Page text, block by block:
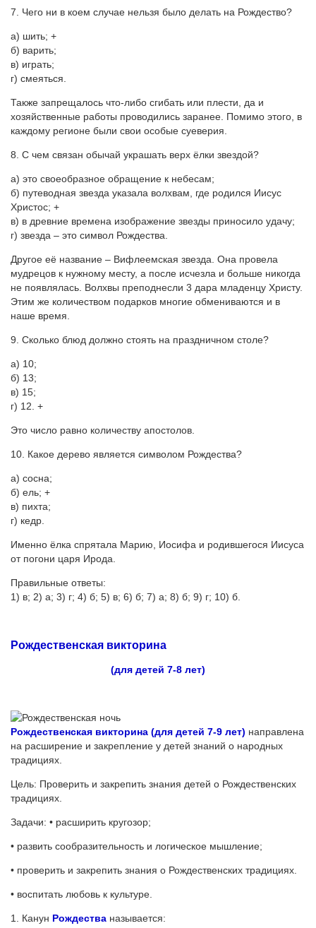
7. Чего ни в коем случае нельзя было делать на Рождество?
а) шить; +
б) варить;
в) играть;
г) смеяться.
Также запрещалось что-либо сгибать или плести, да и
хозяйственные работы проводились заранее. Помимо этого, в
каждому регионе были свои особые суеверия.
8. С чем связан обычай украшать верх ёлки звездой?
а) это своеобразное обращение к небесам;
б) путеводная звезда указала волхвам, где родился Иисус
Христос; +
в) в древние времена изображение звезды приносило удачу;
г) звезда – это символ Рождества.
Другое её название – Вифлеемская звезда. Она провела
мудрецов к нужному месту, а после исчезла и больше никогда
не появлялась. Волхвы преподнесли 3 дара младенцу Христу.
Этим же количеством подарков многие обмениваются и в
наше время.
9. Сколько блюд должно стоять на праздничном столе?
а) 10;
б) 13;
в) 15;
г) 12. +
Это число равно количеству апостолов.
10. Какое дерево является символом Рождества?
а) сосна;
б) ель; +
в) пихта;
г) кедр.
Именно ёлка спрятала Марию, Иосифа и родившегося Иисуса
от погони царя Ирода.
Правильные ответы:
1) в; 2) а; 3) г; 4) б; 5) в; 6) б; 7) а; 8) б; 9) г; 10) б.
Рождественская викторина
(для детей 7-8 лет)
Рождественская викторина (для детей 7-9 лет) направлена
на расширение и закрепление у детей знаний о народных
традициях.
Цель: Проверить и закрепить знания детей о Рождественских
традициях.
Задачи: • расширить кругозор;
• развить сообразительность и логическое мышление;
• проверить и закрепить знания о Рождественских традициях.
• воспитать любовь к культуре.
1. Канун Рождества называется: